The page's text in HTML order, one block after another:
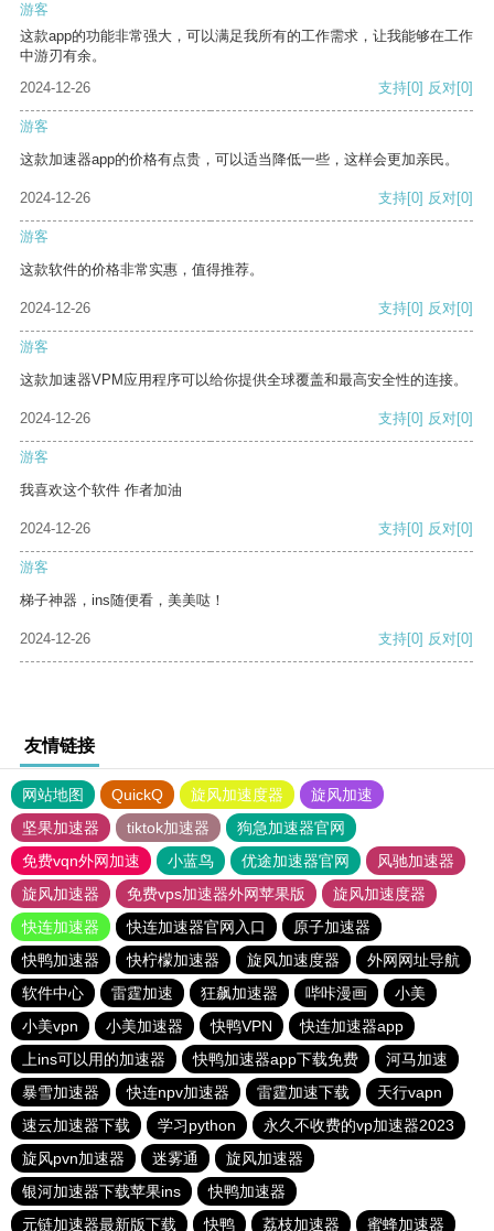
游客
这款app的功能非常强大，可以满足我所有的工作需求，让我能够在工作
中游刃有余。
2024-12-26
支持[0] 反对[0]
游客
这款加速器app的价格有点贵，可以适当降低一些，这样会更加亲民。
2024-12-26 支持[0] 反对[0]
游客
这款软件的价格非常实惠，值得推荐。
2024-12-26 支持[0] 反对[0]
游客
这款加速器VPM应用程序可以给你提供全球覆盖和最高安全性的连接。
2024-12-26 支持[0] 反对[0]
游客
我喜欢这个软件 作者加油
2024-12-26 支持[0] 反对[0]
游客
梯子神器，ins随便看，美美哒！
2024-12-26 支持[0] 反对[0]
友情链接
网站地图 QuickQ 旋风加速度器
旋风加速
坚果加速器
tiktok加速器
狗急加速器官网
免费vqn外网加速
小蓝鸟 优途加速器官网
风驰加速器
旋风加速器
免费vps加速器外网苹果版
旋风加速度器
快连加速器
快连加速器官网入口
原子加速器
快鸭加速器
快柠檬加速器 旋风加速度器
外网网址导航
软件中心
雷霆加速 狂飙加速器 哔咔漫画
小美
小美vpn
小美加速器 快鸭VPN
快连加速器app
上ins可以用的加速器
快鸭加速器app下载免费
河马加速
暴雪加速器
快连npv加速器 雷霆加速下载
天行vapn
速云加速器下载
学习python
永久不收费的vp加速器2023
旋风pvn加速器
迷雾通
旋风加速器
银河加速器下载苹果ins
快鸭加速器
元链加速器最新版下载
快鸭 荔枝加速器 蜜蜂加速器